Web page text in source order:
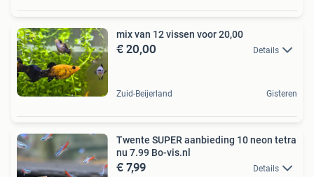
mix van 12 vissen voor 20,00
€ 20,00 Details
Zuid-Beijerland Gisteren
Twente SUPER aanbieding 10 neon tetra
nu 7.99 Bo-vis.nl
€ 7,99 Details